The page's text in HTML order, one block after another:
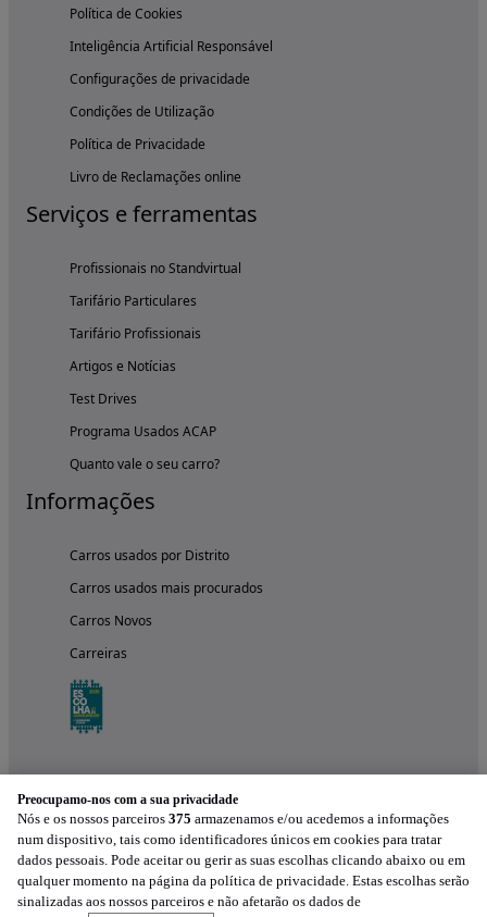
Política de Cookies
Inteligência Artificial Responsável
Configurações de privacidade
Condições de Utilização
Política de Privacidade
Livro de Reclamações online
Serviços e ferramentas
Profissionais no Standvirtual
Tarifário Particulares
Tarifário Profissionais
Artigos e Notícias
Test Drives
Programa Usados ACAP
Quanto vale o seu carro?
Informações
Carros usados por Distrito
Carros usados mais procurados
Carros Novos
Carreiras
Experimenta a aplicação
Preocupamo-nos com a sua privacidade
Nós e os nossos parceiros 375 armazenamos e/ou acedemos a informações
num dispositivo, tais como identificadores únicos em cookies para tratar
dados pessoais. Pode aceitar ou gerir as suas escolhas clicando abaixo ou em
qualquer momento na página da política de privacidade. Estas escolhas serão
sinalizadas aos nossos parceiros e não afetarão os dados de